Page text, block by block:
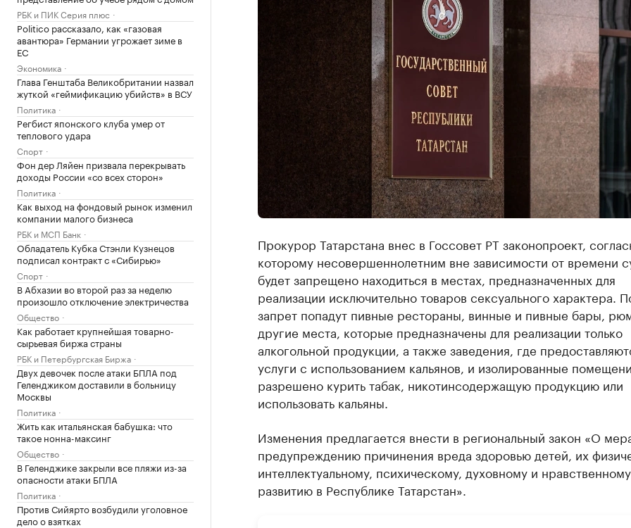
РБК и ПИК Серия плюс
Politico рассказало, как «газовая
авантюра» Германии угрожает зиме в
ЕС
Экономика
Глава Генштаба Великобритании назвал
жуткой «геймификацию убийств» в ВСУ
Политика
Регбист японского клуба умер от
теплового удара
Спорт
Фон дер Ляйен призвала перекрывать
доходы России «со всех сторон»
Политика
Как выход на фондовый рынок изменил
компании малого бизнеса
РБК и МСП Банк
Обладатель Кубка Стэнли Кузнецов
подписал контракт с «Сибирью»
Спорт
В Абхазии во второй раз за неделю
произошло отключение электричества
Общество
Как работает крупнейшая товарно-
сырьевая биржа страны
РБК и Петербургская Биржа
Двух девочек после атаки БПЛА под
Геленджиком доставили в больницу
Москвы
Политика
Жить как итальянская бабушка: что
такое нонна-максинг
Общество
В Геленджике закрыли все пляжи из-за
опасности атаки БПЛА
Политика
Против Сийярто возбудили уголовное
дело о взятках
Прокурор Татарстана внес в Госсовет РТ законопроект,
которому несовершеннолетним вне зависимости от времени
будет запрещено находиться в местах, предназначенных для
реализации исключительно товаров сексуального характера.
запрет попадут пивные рестораны, винные и пивные бары,
другие места, которые предназначены для реализации только
алкогольной продукции, а также заведения, где
услуги с использованием кальянов, и изолированные
разрешено курить табак, никотинсодержащую продукцию или
использовать кальяны.
Изменения предлагается внести в региональный закон «О
предупреждению причинения вреда здоровью детей, их
интеллектуальному, психическому, духовному и нравственному
развитию в Республике Татарстан».